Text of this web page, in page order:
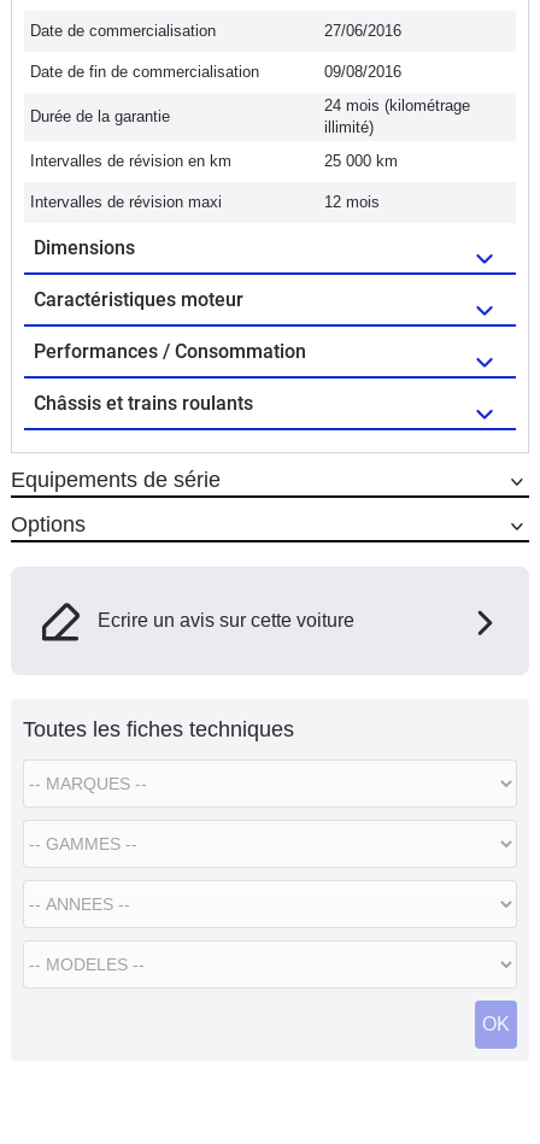
Date de commercialisation 27/06/2016
Date de fin de commercialisation 09/08/2016
Durée de la garantie
24 mois (kilométrage
illimité)
Intervalles de révision en km
25 000 km
Intervalles de révision maxi 12 mois
Dimensions
Caractéristiques moteur
Performances / Consommation
Châssis et trains roulants
Equipements de série
Options
Ecrire un avis sur cette voiture
Toutes les fiches techniques